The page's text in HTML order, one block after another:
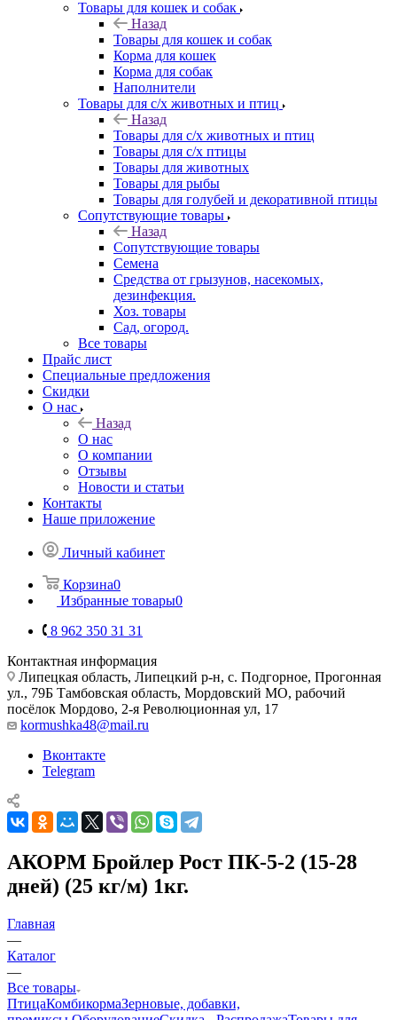
Товары для кошек и собак
Назад
Товары для кошек и собак
Корма для кошек
Корма для собак
Наполнители
Товары для с/х животных и птиц
Назад
Товары для с/х животных и птиц
Товары для с/х птицы
Товары для животных
Товары для рыбы
Товары для голубей и декоративной птицы
Сопутствующие товары
Назад
Сопутствующие товары
Семена
Средства от грызунов, насекомых,
дезинфекция.
Хоз. товары
Сад, огород.
Все товары
Прайс лист
Специальные предложения
Скидки
О нас
Назад
О нас
О компании
Отзывы
Новости и статьи
Контакты
Наше приложение
Личный кабинет
Корзина0
Избранные товары0
8 962 350 31 31
Контактная информация
Липецкая область, Липецкий р-н, с. Подгорное, Прогонная
ул., 79Б Тамбовская область, Мордовский МО, рабочий
посёлок Мордово, 2-я Революционная ул, 17
kormushka48@mail.ru
Вконтакте
Telegram
АКОРМ Бройлер Рост ПК-5-2 (15-28
дней) (25 кг/м) 1кг.
Главная
—
Каталог
—
Все товары
ПтицаКомбикормаЗерновые, добавки,